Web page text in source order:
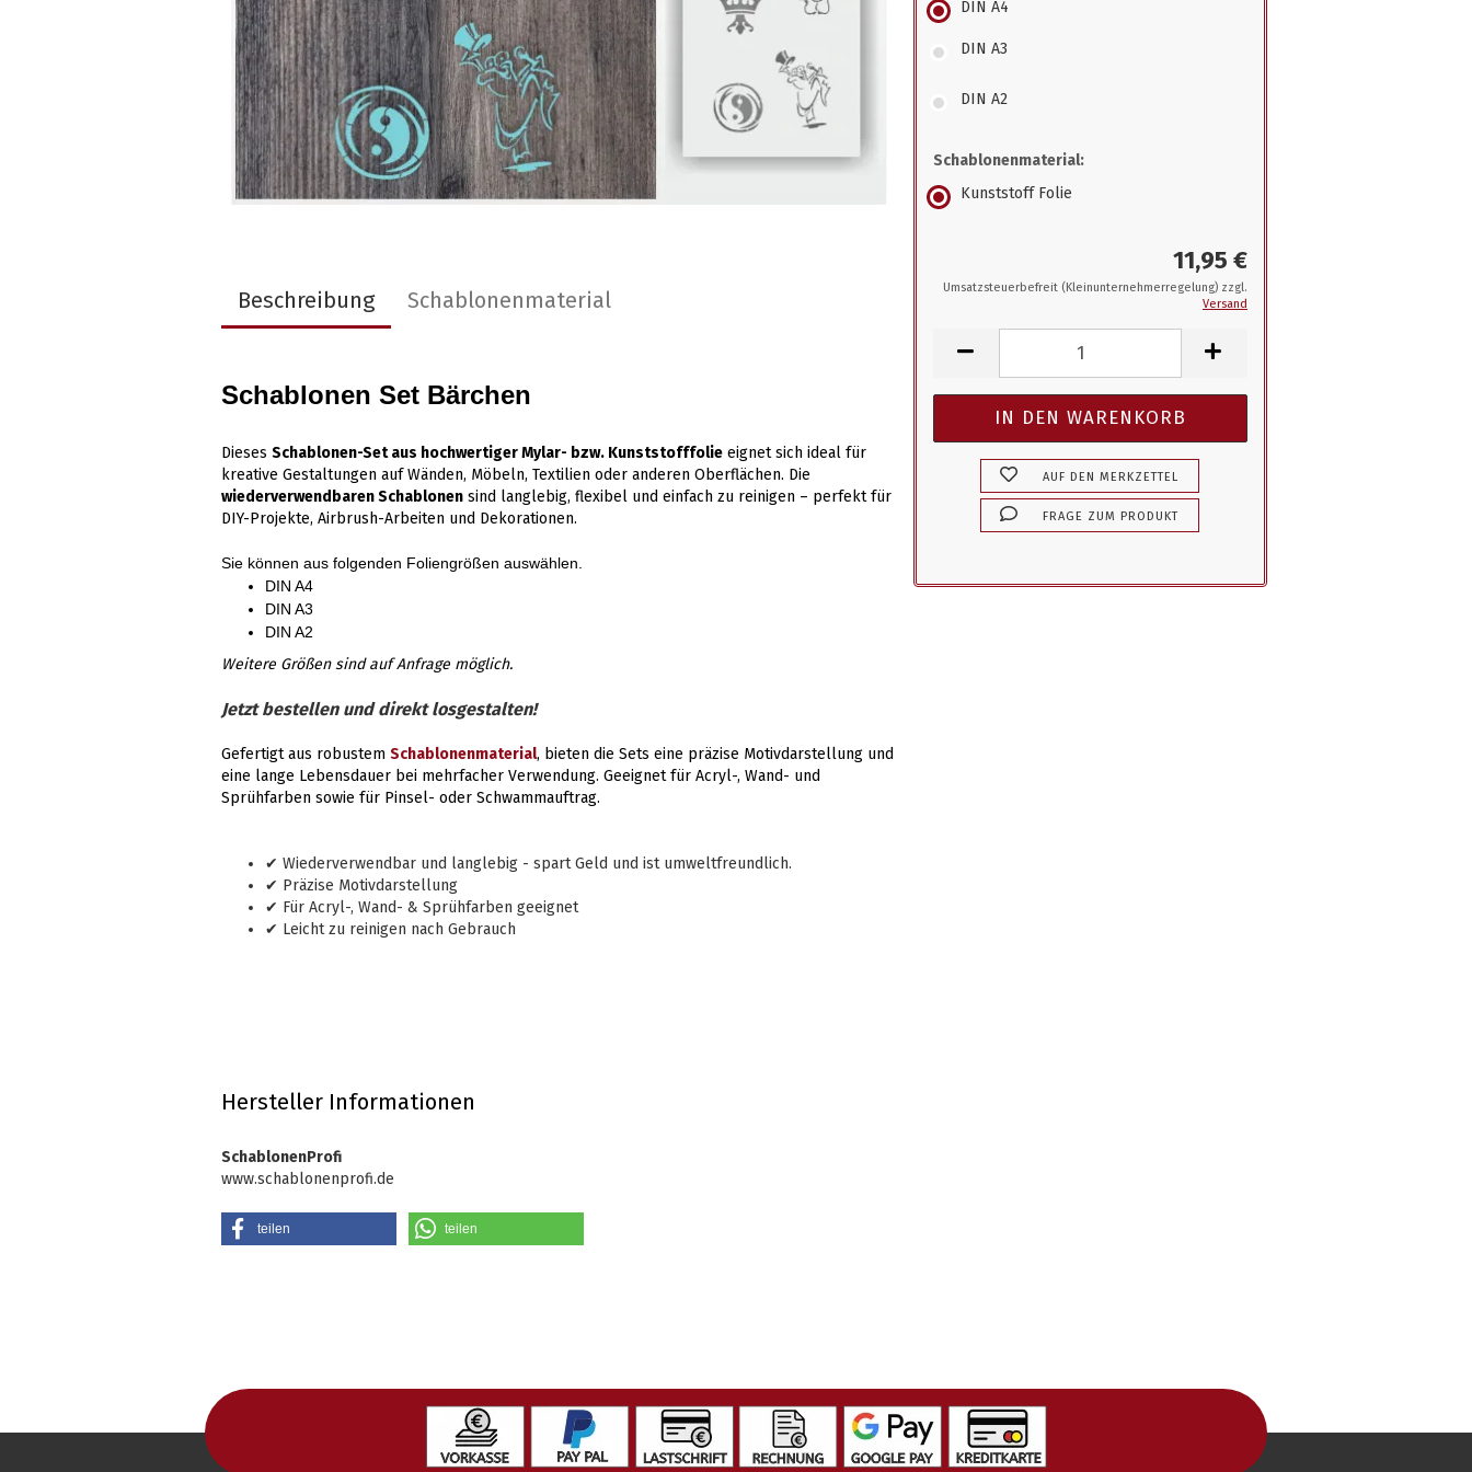
DIN A4
DIN A3
DIN A2
Schablonenmaterial:
Kunststoff Folie
11,95 €
Umsatzsteuerbefreit (Kleinunternehmerregelung) zzgl.
Versand
AUF DEN MERKZETTEL
FRAGE ZUM PRODUKT
Beschreibung Schablonenmaterial
Schablonen Set Bärchen
Dieses Schablonen-Set aus hochwertiger Mylar- bzw. Kunststofffolie eignet sich ideal für
kreative Gestaltungen auf Wänden, Möbeln, Textilien oder anderen Oberflächen. Die
wiederverwendbaren Schablonen sind langlebig, flexibel und einfach zu reinigen – perfekt für
DIY-Projekte, Airbrush-Arbeiten und Dekorationen.
Sie können aus folgenden Foliengrößen auswählen.
DIN A4
DIN A3
DIN A2
Weitere Größen sind auf Anfrage möglich.
Jetzt bestellen und direkt losgestalten!
Gefertigt aus robustem Schablonenmaterial, bieten die Sets eine präzise Motivdarstellung und
eine lange Lebensdauer bei mehrfacher Verwendung. Geeignet für Acryl-, Wand- und
Sprühfarben sowie für Pinsel- oder Schwammauftrag.
✔ Wiederverwendbar und langlebig - spart Geld und ist umweltfreundlich.
✔ Präzise Motivdarstellung
✔ Für Acryl-, Wand- & Sprühfarben geeignet
✔ Leicht zu reinigen nach Gebrauch
Hersteller Informationen
SchablonenProfi
www.schablonenprofi.de
teilen teilen